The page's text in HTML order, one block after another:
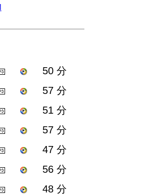
50 分
57 分
51 分
57 分
47 分
56 分
48 分